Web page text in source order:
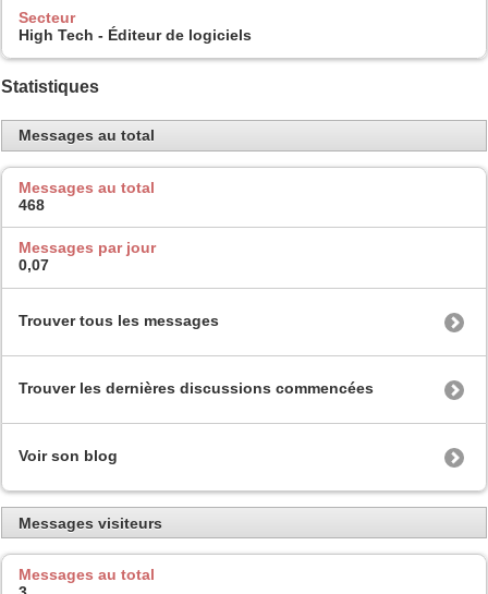
Secteur
High Tech - Éditeur de logiciels
Statistiques
Messages au total
Messages au total
468
Messages par jour
0,07
Trouver tous les messages
Trouver les dernières discussions commencées
Voir son blog
Messages visiteurs
Messages au total